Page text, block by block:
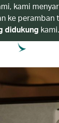
kami
ke peramban
didukung kami.